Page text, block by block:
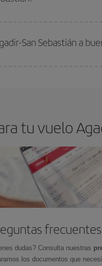
San Sebastián a
tu vuelo
frecuentes
dudas? Consulta nuestras
los documentos que